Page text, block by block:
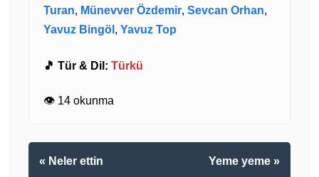
Turan, Münevver Özdemir, Sevcan Orhan,
Yavuz Bingöl , Yavuz Top
🎵 Tür & Dil: Türkü
👁️ 14 okunma
« Neler ettin Yeme yeme »